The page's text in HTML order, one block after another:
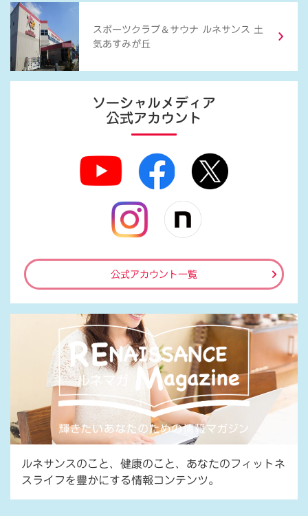
スポーツクラブ ＆ サウナ ルネサンス 土
気あすみが丘
ソーシャルメディア
公式アカウント
公式アカウント一覧
ルネサンスのこと、健康のこと、あなたのフィットネ
スライフを豊かにする情報コンテンツ。